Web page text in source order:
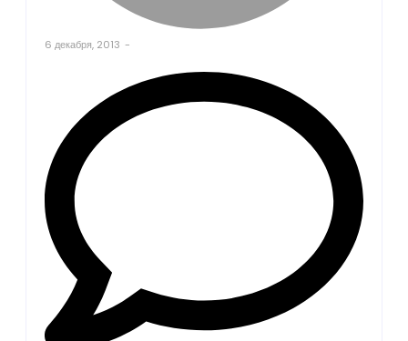
6 декабря, 2013 -